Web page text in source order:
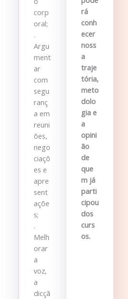
corp
oral;
.
Argu
ment
ar
com
segu
ranç
a em
reuni
ões,
nego
ciaçõ
es e
apre
sent
açõe
s;
.
Melh
orar
a
voz,
a
dicçã
rá
conh
ecer
noss
a
traje
tória,
meto
dolo
gia e
a
opini
ão
de
que
m já
parti
cipou
dos
curs
os.